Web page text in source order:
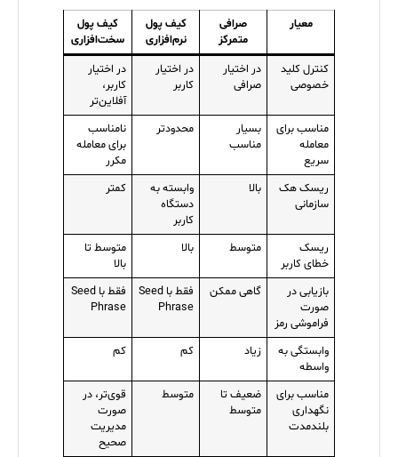
معیار
صرافی
متمرکز
کیف پول
نرم‌افزاری
کیف پول
سخت‌افزاری
کنترل کلید
خصوصی
در اختیار
صرافی
در اختیار
کاربر
در اختیار
کاربر،
آفلاین‌تر
مناسب برای
معامله
سریع
بسیار
مناسب
محدودتر
نامناسب
برای معامله
مکرر
ریسک هک
سازمانی
بالا
وابسته به
دستگاه
کاربر
کمتر
ریسک
خطای کاربر
متوسط بالا
متوسط تا
بالا
بازیابی در
صورت
فراموشی رمز
گاهی ممکن
فقط با Seed
Phrase
فقط با Seed
Phrase
وابستگی به
واسطه
زیاد کم کم
مناسب برای
نگهداری
بلندمدت
ضعیف تا
متوسط
متوسط
قوی‌تر، در
صورت
مدیریت
صحیح